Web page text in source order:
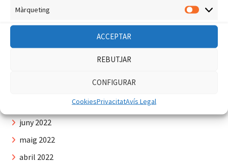
Màrqueting
ACCEPTAR
REBUTJAR
CONFIGURAR
CookiesPrivacitatAvís Legal
juny 2022
maig 2022
abril 2022